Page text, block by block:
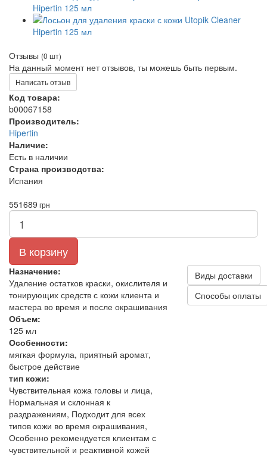
Отзывы (0 шт)
На данный момент нет отзывов, ты можешь быть первым.
Написать отзыв
Код товара:
b00067158
Производитель:
Hipertin
Наличие:
Есть в наличии
Страна производства:
Испания
551689 грн
В корзину
Назначение:
Удаление остатков краски, окислителя и
тонирующих средств с кожи клиента и
мастера во время и после окрашивания
Объем:
125 мл
Особенности:
мягкая формула, приятный аромат,
быстрое действие
тип кожи:
Чувствительная кожа головы и лица,
Нормальная и склонная к
раздражениям, Подходит для всех
типов кожи во время окрашивания,
Особенно рекомендуется клиентам с
чувствительной и реактивной кожей
Виды доставки
Способы оплаты